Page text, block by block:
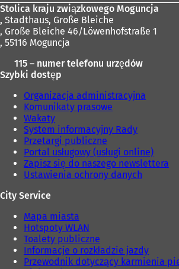
Stolica kraju związkowego Moguncja
, Stadthaus, Große Bleiche
, Große Bleiche 46/Löwenhofstraße 1
, 55116 Moguncja
115 – numer telefonu urzędów
Szybki dostęp
Organizacja administracyjna
Komunikaty prasowe
Wakaty
System informacyjny Rady
Przetargi publiczne
Portal usługowy (usługi online)
Zapisz się do naszego newslettera
Ustawienia ochrony danych
City Service
Mapa miasta
Hotspoty WLAN
Toalety publiczne
Informacje o rozkładzie jazdy
Przewodnik dotyczący karmienia